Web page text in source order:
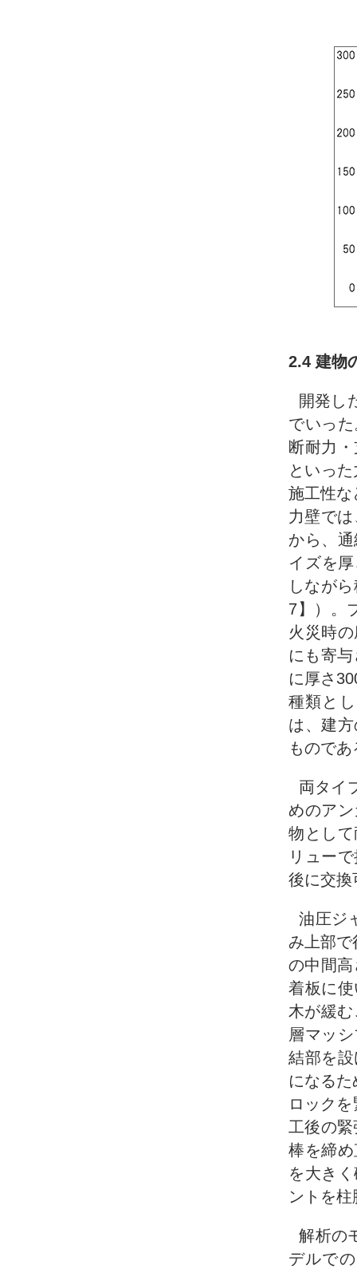
2.4 建物
開発し
でいっ
断耐力
といっ
施工性な
力壁で
から、
イズを
しなが
7】）。
火災時
にも寄
に厚さ
種類と
は、建
ものであ
両タイ
めのア
物とし
リュー
後に交換
油圧ジ
み上部で
の中間
着板に
木が緩
層マッ
結部を
になる
ロック
工後の
棒を締
を大き
ントを
解析の
デルで